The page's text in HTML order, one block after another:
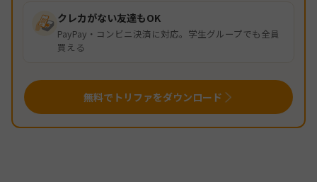
クレカがない友達もOK
PayPay・コンビニ決済に対応。学生グループでも全員
買える
無料でトリファをダウンロード